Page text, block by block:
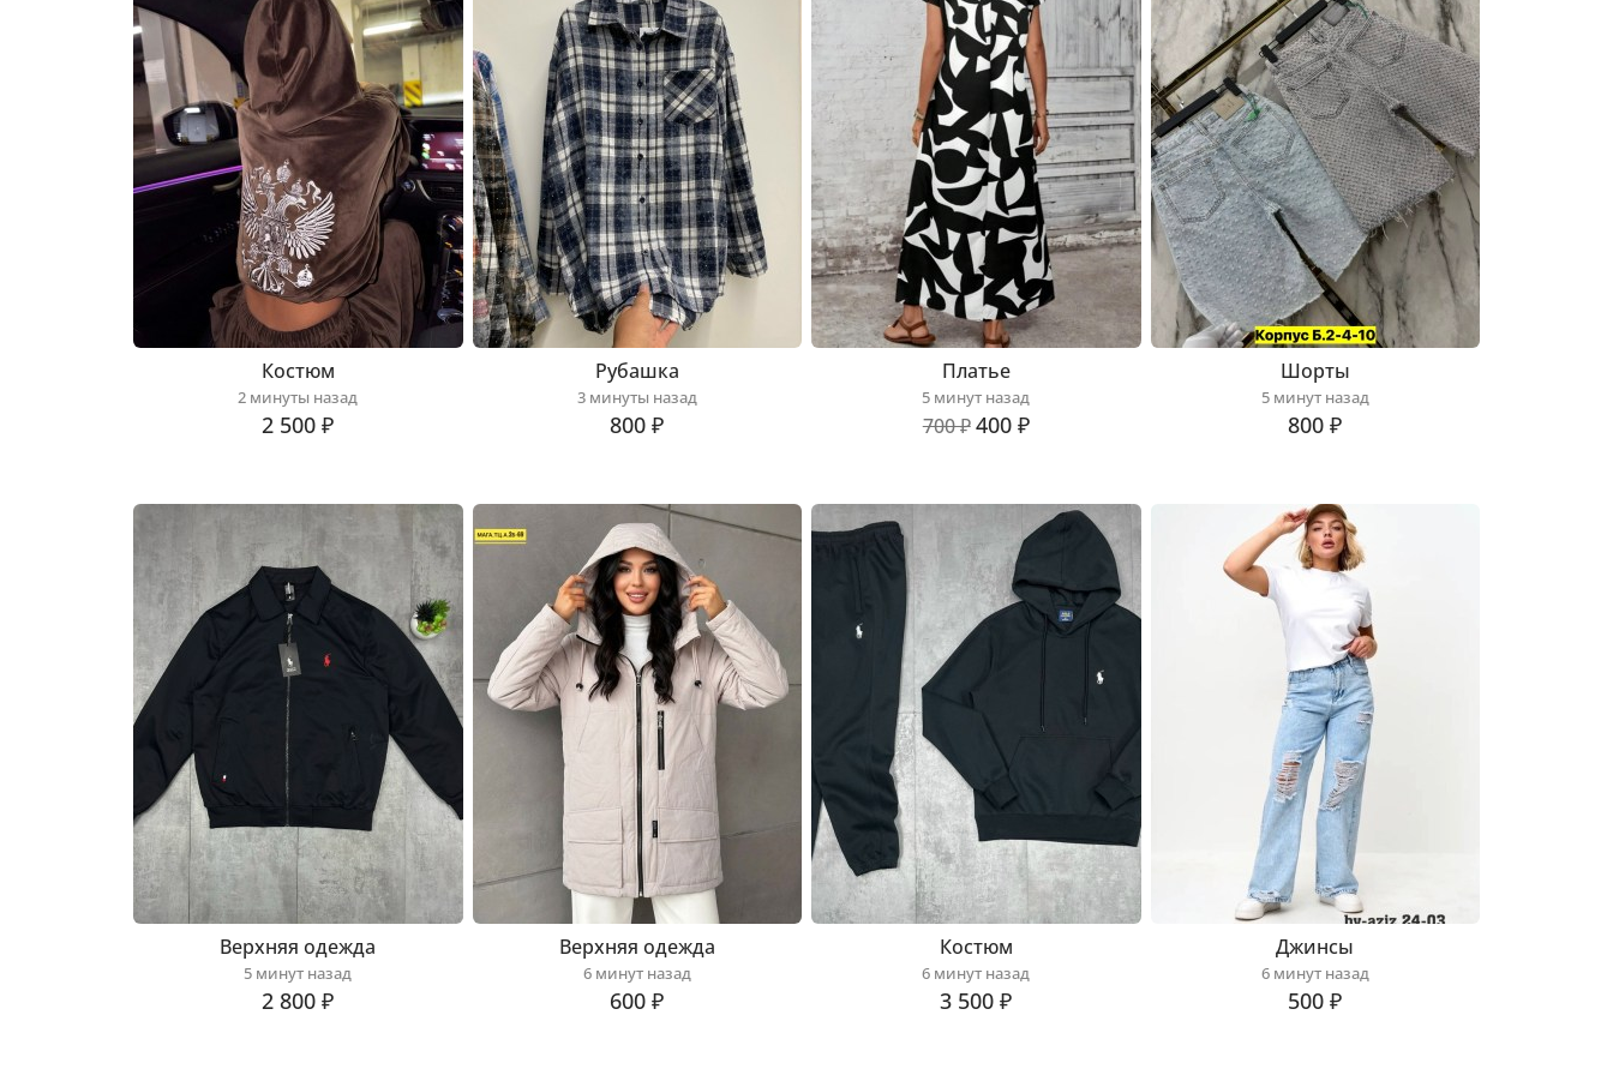
Костюм
2 минуты назад
2 500 ₽
Рубашка
3 минуты назад
800 ₽
Платье
5 минут назад
700 ₽400 ₽
Шорты
5 минут назад
800 ₽
Верхняя одежда
5 минут назад
2 800 ₽
Верхняя одежда
6 минут назад
600 ₽
Костюм
6 минут назад
3 500 ₽
Джинсы
6 минут назад
500 ₽